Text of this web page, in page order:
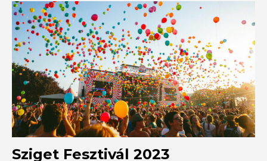
Sziget Fesztivál 2023